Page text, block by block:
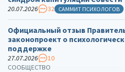
СООБЩЕСТВО
20.07.2026 32 САММИТ ПСИХОЛОГОВ
Официальный отзыв
законопроект о
поддержке
27.07.2026 10